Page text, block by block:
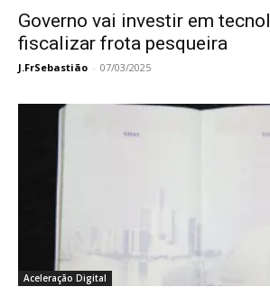
Governo vai investir em
fiscalizar frota pesqueira
J.FrSebastião - 07/03/2025
Aceleração Digital